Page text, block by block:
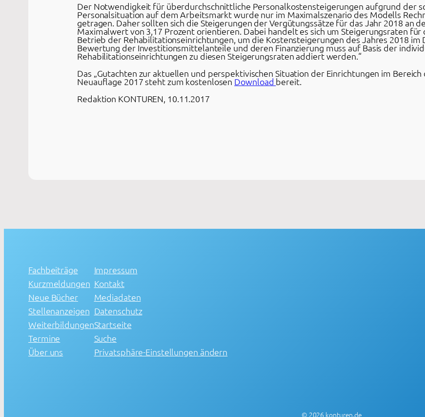
Der Notwendigkeit für überdurchschnittliche Personalkostensteigerungen aufgrund der
Personalsituation auf dem Arbeitsmarkt wurde nur im Maximalszenario des Modells
getragen. Daher sollten sich die Steigerungen der Vergütungssätze für das Jahr 2018 an
Maximalwert von 3,17 Prozent orientieren. Dabei handelt es sich um Steigerungsraten für
Betrieb der Rehabilitationseinrichtungen, um die Kostensteigerungen des Jahres 2018 im
Bewertung der Investitionsmittelanteile und deren Finanzierung muss auf Basis der
Rehabilitationseinrichtungen zu diesen Steigerungsraten addiert werden.“
Das „Gutachten zur aktuellen und perspektivischen Situation der Einrichtungen im
Neuauflage 2017 steht zum kostenlosen Download bereit.
Redaktion KONTUREN, 10.11.2017
Fachbeiträge
Kurzmeldungen
Neue Bücher
Stellenanzeigen
Weiterbildungen
Termine
Über uns
Impressum
Kontakt
Mediadaten
Datenschutz
Startseite
Suche
Privatsphäre-Einstellungen ändern
© 2026 konturen.de